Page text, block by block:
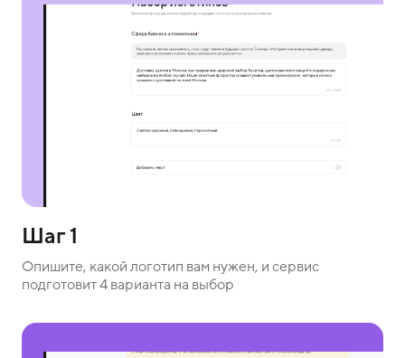
Шаг 1
Опишите, какой логотип вам нужен, и сервис
подготовит 4 варианта на выбор